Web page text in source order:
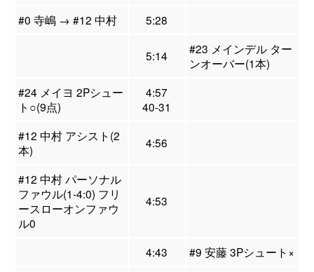
#0 寺嶋 → #12 中村
5:28
5:14
#23 メインデル ター
ンオーバー(1本)
#24 メイヨ 2Pシュー
ト○(9点)
4:57
40-31
#12 中村 アシスト(2
本)
4:56
#12 中村 パーソナル
ファウル(1-4:0) フリ
ースローオンファウ
ル0
4:53
4:43 #9 安藤 3Pシュート×